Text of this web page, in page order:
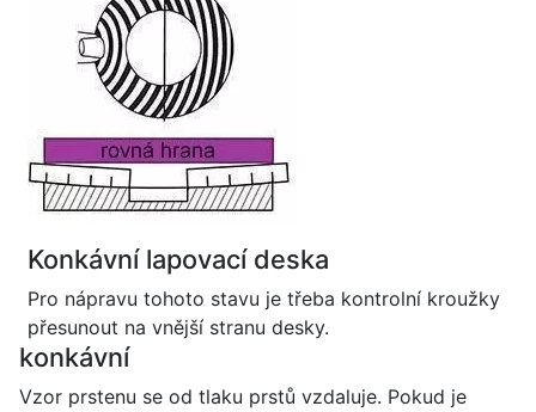
Konkávní lapovací deska
Pro nápravu tohoto stavu je třeba kontrolní kroužky
přesunout na vnější stranu desky.
konkávní
Vzor prstenu se od tlaku prstů vzdaluje. Pokud je